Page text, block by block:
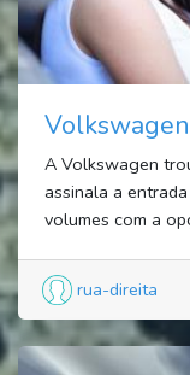
A Volkswagen
assinala a
volumes com a
rua-direita